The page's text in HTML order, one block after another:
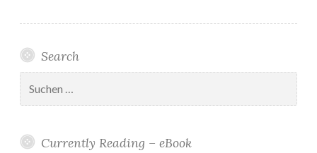
Search
nach:
Currently Reading – eBook